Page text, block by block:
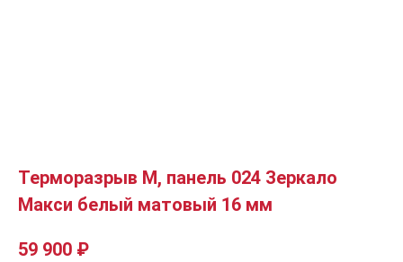
Терморазрыв М, панель 024 Зеркало
Макси белый матовый 16 мм
59 900 ₽